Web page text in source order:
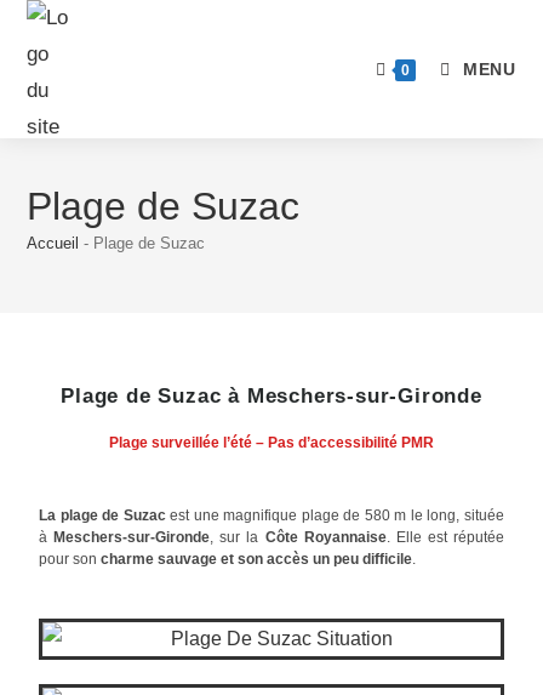
0 MENU
Plage de Suzac
Accueil - Plage de Suzac
Plage de Suzac à Meschers-sur-Gironde
Plage surveillée l’été – Pas d’accessibilité PMR
La plage de Suzacest une magnifique plage de 580 m le long, située
à Meschers-sur-Gironde, sur la Côte Royannaise. Elle est réputée
pour soncharme sauvage et son accès un peu difficile.